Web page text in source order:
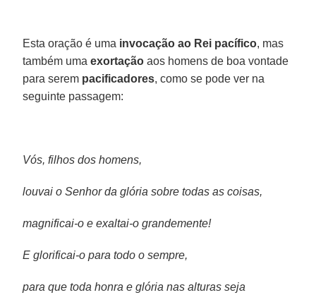
Esta oração é uma invocação ao Rei pacífico, mas
também umaexortação aos homens de boa vontade
para serem pacificadores, como se pode ver na
seguinte passagem:
Vós, filhos dos homens,
louvai o Senhor da glória sobre todas as coisas,
magnificai-o e exaltai-o grandemente!
E glorificai-o para todo o sempre,
para que toda honra e glória nas alturas seja